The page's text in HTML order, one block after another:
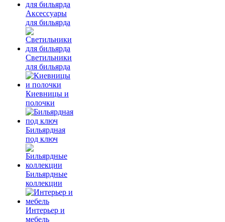
Аксессуары
для бильярда
Светильники
для бильярда
Киевницы и
полочки
Бильярдная
под ключ
Бильярдные
коллекции
Интерьер и
мебель